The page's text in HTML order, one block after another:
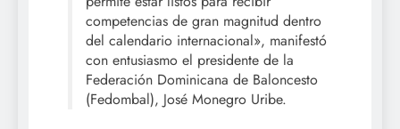
competencias de gran magnitud dentro
del calendario internacional», manifestó
con entusiasmo el presidente de la
Federación Dominicana de Baloncesto
(Fedombal), José Monegro Uribe.